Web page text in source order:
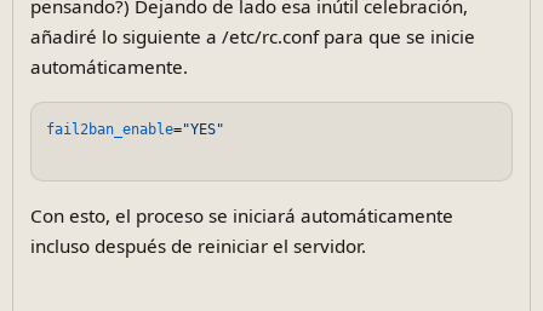
pensando?) Dejando de lado esa inútil celebración,
añadiré lo siguiente a /etc/rc.conf para que se inicie
automáticamente.
fail2ban_enable="YES"
Con esto, el proceso se iniciará automáticamente
incluso después de reiniciar el servidor.